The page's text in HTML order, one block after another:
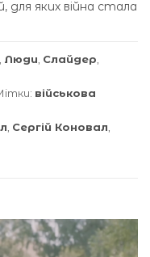
яких війна стала
Люди Слайдер
військова
Сергій Коновал